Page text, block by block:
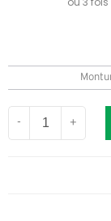
- +